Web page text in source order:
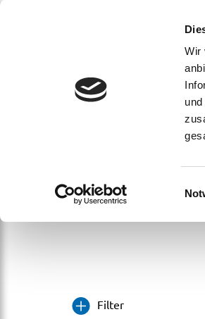
Wir
0,8m
Home|0,8m
Filter